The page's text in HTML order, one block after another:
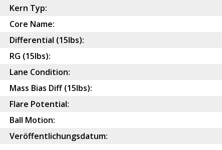
Kern Typ:
Core Name:
Differential (15lbs):
RG (15lbs):
Lane Condition:
Mass Bias Diff (15lbs):
Flare Potential:
Ball Motion:
Veröffentlichungsdatum: